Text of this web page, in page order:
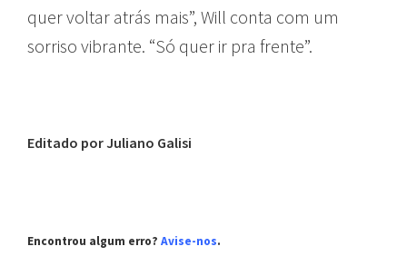
quer voltar atrás mais”, Will conta com um
sorriso vibrante. “Só quer ir pra frente”.
Editado por Juliano Galisi
Encontrou algum erro? Avise-nos.